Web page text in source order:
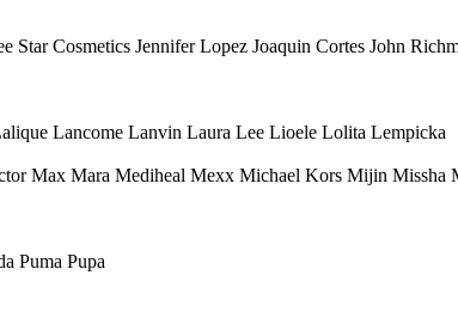
Star Cosmetics Jennifer Lopez Joaquin Cortes John
Lancome Lanvin Laura Lee Lioele Lolita Lempicka
Max Mara Mediheal Mexx Michael Kors Mijin
Puma Pupa